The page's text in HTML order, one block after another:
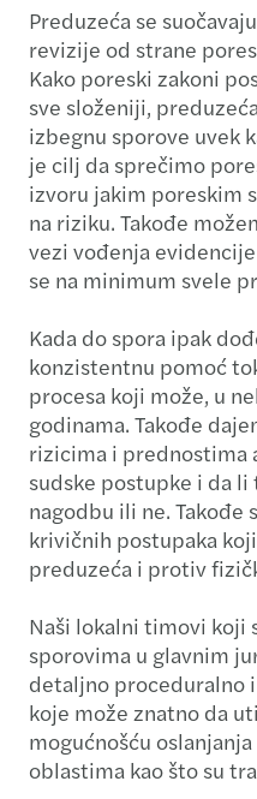
Preduzeća se
revizije od strane
Kako poreski zakoni
sve složeniji,
izbegnu sporove uvek
je cilj da sprečimo
izvoru jakim poreskim
na riziku. Takođe
vezi vođenja
se na minimum svele
Kada do spora ipak
konzistentnu pomoć
procesa koji može, u
godinama. Takođe
rizicima i prednostima
sudske postupke i da
nagodbu ili ne. Takođe
krivičnih postupaka
preduzeća i protiv
Naši lokalni timovi koji
sporovima u glavnim
detaljno proceduralno
koje može znatno da
mogućnošću
oblastima kao što su